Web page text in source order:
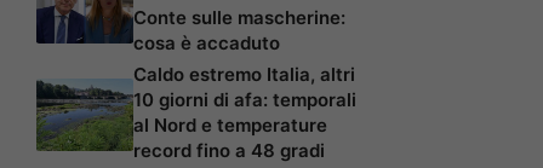
Conte sulle mascherine:
cosa è accaduto
Caldo estremo Italia, altri
10 giorni di afa: temporali
al Nord e temperature
record fino a 48 gradi